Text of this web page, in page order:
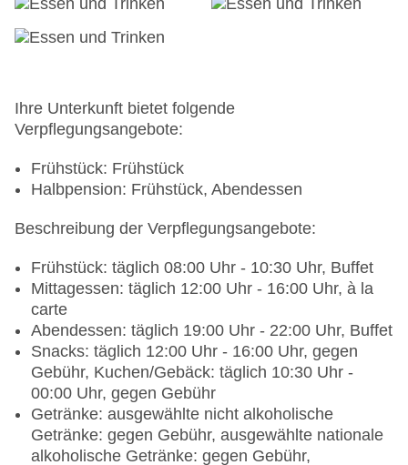
Ihre Unterkunft bietet folgende
Verpflegungsangebote:
Frühstück: Frühstück
Halbpension: Frühstück, Abendessen
Beschreibung der Verpflegungsangebote:
Frühstück: täglich 08:00 Uhr - 10:30 Uhr, Buffet
Mittagessen: täglich 12:00 Uhr - 16:00 Uhr, à la
carte
Abendessen: täglich 19:00 Uhr - 22:00 Uhr, Buffet
Snacks: täglich 12:00 Uhr - 16:00 Uhr, gegen
Gebühr, Kuchen/Gebäck: täglich 10:30 Uhr -
00:00 Uhr, gegen Gebühr
Getränke: ausgewählte nicht alkoholische
Getränke: gegen Gebühr, ausgewählte nationale
alkoholische Getränke: gegen Gebühr,